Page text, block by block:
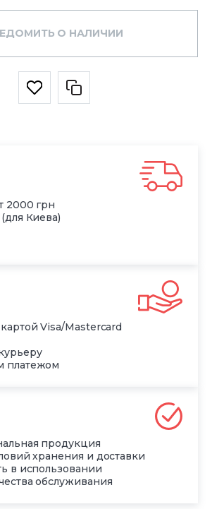
О НАЛИЧИИ
2000 грн
Киева)
картой Visa/Mastercard
платежом
продукция
хранения и доставки
в использовании
обслуживания